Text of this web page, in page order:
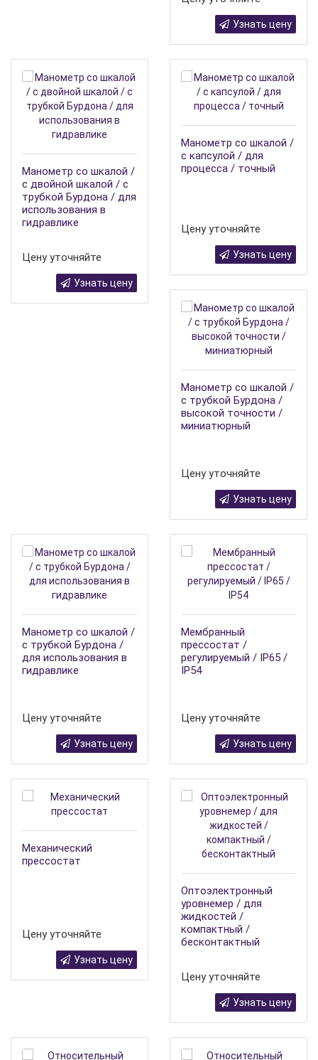
Узнать цену
Манометр со шкалой /
с двойной шкалой / с
трубкой Бурдона / для
использования в
гидравлике
Цену уточняйте
Узнать цену
Манометр со шкалой /
с капсулой / для
процесса / точный
Цену уточняйте
Узнать цену
Манометр со шкалой /
с трубкой Бурдона /
высокой точности /
миниатюрный
Цену уточняйте
Узнать цену
Манометр со шкалой /
с трубкой Бурдона /
для использования в
гидравлике
Цену уточняйте
Узнать цену
Мембранный
прессостат /
регулируемый / IP65 /
IP54
Цену уточняйте
Узнать цену
Механический
прессостат
Цену уточняйте
Узнать цену
Оптоэлектронный
уровнемер / для
жидкостей /
компактный /
бесконтактный
Цену уточняйте
Узнать цену